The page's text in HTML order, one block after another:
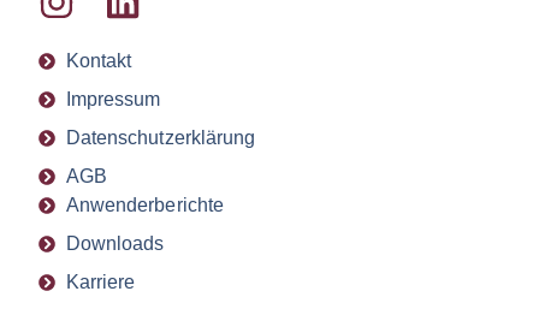
Anwenderberichte
Downloads
Karriere
Kontakt
Impressum
Datenschutzerklärung
AGB